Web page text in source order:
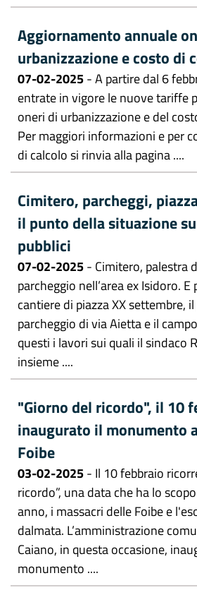
Aggiornamento annuale
urbanizzazione e costo di
07-02-2025- A partire dal 6
entrate in vigore le nuove tariffe
oneri di urbanizzazione e del
Per maggiori informazioni e per
di calcolo si rinvia alla pagina ....
Cimitero, parcheggi,
il punto della situazione
pubblici
07-02-2025- Cimitero, palestra
parcheggio nell’area ex Isidoro.
cantiere di piazza XX settembre,
parcheggio di via Aietta e il
questi i lavori sui quali il sindaco
insieme ....
"Giorno del ricordo", il 10
inaugurato il monumento
Foibe
03-02-2025- Il 10 febbraio
ricordo”, una data che ha lo
anno, i massacri delle Foibe e
dalmata. L’amministrazione
Caiano, in questa occasione,
monumento ....